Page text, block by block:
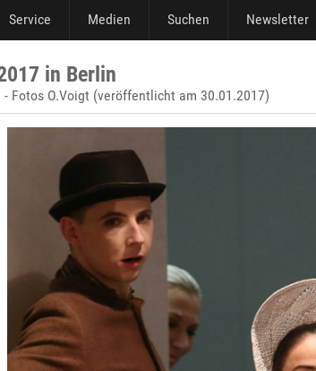
Service Medien Suchen Newsletter
in Berlin
Fotos O.Voigt (veröffentlicht am 30.01.2017)